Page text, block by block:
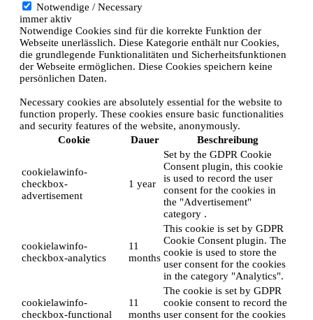
Notwendige / Necessary
immer aktiv
Notwendige Cookies sind für die korrekte Funktion der
Webseite unerlässlich. Diese Kategorie enthält nur Cookies,
die grundlegende Funktionalitäten und Sicherheitsfunktionen
der Webseite ermöglichen. Diese Cookies speichern keine
persönlichen Daten.
Necessary cookies are absolutely essential for the website to
function properly. These cookies ensure basic functionalities
and security features of the website, anonymously.
Cookie
Dauer Beschreibung
cookielawinfo-
checkbox-
advertisement
1 year
Set by the GDPR Cookie
Consent plugin, this cookie
is used to record the user
consent for the cookies in
the "Advertisement"
category .
cookielawinfo-
checkbox-analytics
11
months
This cookie is set by GDPR
Cookie Consent plugin. The
cookie is used to store the
user consent for the cookies
in the category "Analytics".
cookielawinfo-
checkbox-functional
11
months
The cookie is set by GDPR
cookie consent to record the
user consent for the cookies